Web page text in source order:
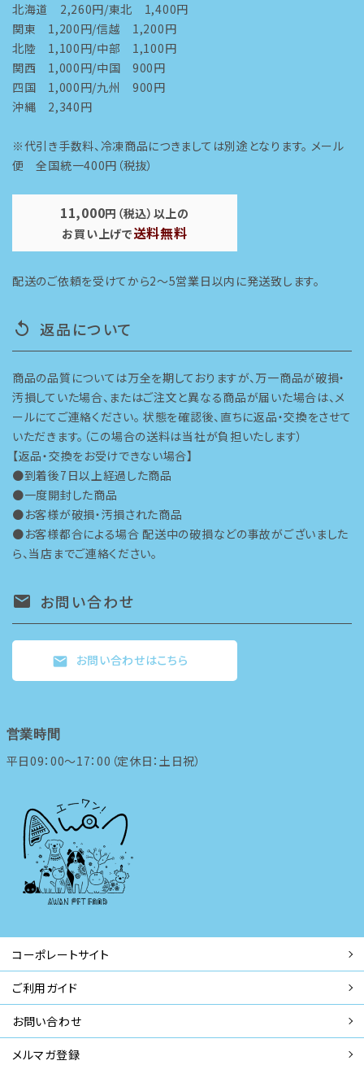
北海道 2,260円/東北 1,400円
関東 1,200円/信越 1,200円
北陸 1,100円/中部 1,100円
関西 1,000円/中国 900円
四国 1,000円/九州 900円
沖縄 2,340円
※代引き手数料、冷凍商品につきましては別途となります。 メール
便 全国統一400円（税抜）
11,000円（税込）以上の
お買い上げで送料無料
配送のご依頼を受けてから2～5営業日以内に発送致します。
replay 返品について
商品の品質については万全を期しておりますが、万一商品が破損・
汚損していた場合、またはご注文と異なる商品が届いた場合は、メ
ールにてご連絡ください。 状態を確認後、直ちに返品・交換をさせて
いただきます。（この場合の送料は当社が負担いたします）
【返品・交換をお受けできない場合】
●到着後7日以上経過した商品
●一度開封した商品
●お客様が破損・汚損された商品
●お客様都合による場合 配送中の破損などの事故がございました
ら、当店までご連絡ください。
mail お問い合わせ
mail お問い合わせはこちら
営業時間
平日09：00～17：00（定休日：土日祝）
コーポレートサイト
ご利用ガイド
お問い合わせ
メルマガ登録